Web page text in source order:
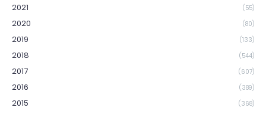
2021 (55)
2020 (80)
2019 (133)
2018 (544)
2017 (607)
2016 (389)
2015 (368)